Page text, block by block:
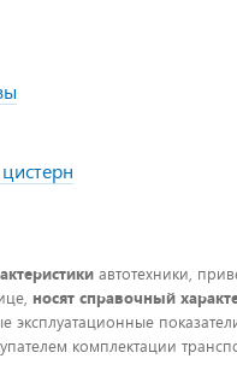
автотехники,
носят справочный
эксплуатационные
комплектации